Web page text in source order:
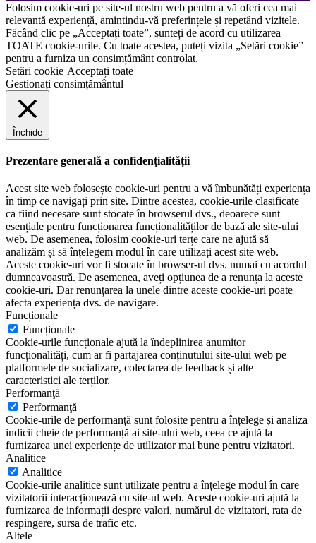
Folosim cookie-uri pe site-ul nostru web pentru a vă oferi cea mai
relevantă experiență, amintindu-vă preferințele și repetând vizitele.
Făcând clic pe „Acceptați toate”, sunteți de acord cu utilizarea
TOATE cookie-urile. Cu toate acestea, puteți vizita „Setări cookie”
pentru a furniza un consimțământ controlat.
Setări cookie Acceptați toate
Gestionați consimțământul
Închide
Prezentare generală a confidențialității
Acest site web folosește cookie-uri pentru a vă îmbunătăți experiența
în timp ce navigați prin site. Dintre acestea, cookie-urile clasificate
ca fiind necesare sunt stocate în browserul dvs., deoarece sunt
esențiale pentru funcționarea funcționalităților de bază ale site-ului
web. De asemenea, folosim cookie-uri terțe care ne ajută să
analizăm și să înțelegem modul în care utilizați acest site web.
Aceste cookie-uri vor fi stocate în browser-ul dvs. numai cu acordul
dumneavoastră. De asemenea, aveți opțiunea de a renunța la aceste
cookie-uri. Dar renunțarea la unele dintre aceste cookie-uri poate
afecta experiența dvs. de navigare.
Funcționale
Funcționale
Cookie-urile funcționale ajută la îndeplinirea anumitor
funcționalități, cum ar fi partajarea conținutului site-ului web pe
platformele de socializare, colectarea de feedback și alte
caracteristici ale terților.
Performanţă
Performanţă
Cookie-urile de performanță sunt folosite pentru a înțelege și analiza
indicii cheie de performanță ai site-ului web, ceea ce ajută la
furnizarea unei experiențe de utilizator mai bune pentru vizitatori.
Analitice
Analitice
Cookie-urile analitice sunt utilizate pentru a înțelege modul în care
vizitatorii interacționează cu site-ul web. Aceste cookie-uri ajută la
furnizarea de informații despre valori, numărul de vizitatori, rata de
respingere, sursa de trafic etc.
Altele